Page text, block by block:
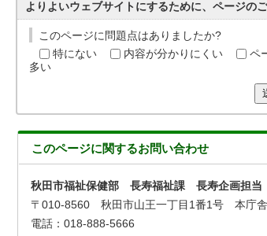
よりよいウェブサイトにするために、ページの
このページに問題点はありましたか?
特にない
内容が分かりにくい ペ
多い
このページに関するお問い合わせ
秋田市福祉保健部 長寿福祉課 長寿企画担当
〒010-8560 秋田市山王一丁目1番1号 本庁
電話：018-888-5666